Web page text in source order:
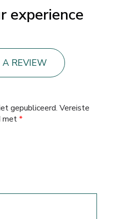
experience
REVIEW
gepubliceerd. Vereiste
met*